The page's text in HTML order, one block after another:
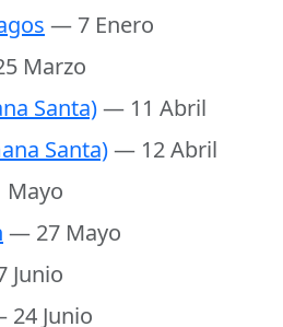
— 7 Enero
Marzo
Santa)— 11 Abril
Santa)— 12 Abril
— 27 Mayo
Junio
Junio